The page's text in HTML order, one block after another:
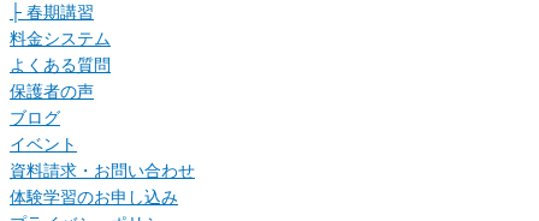
├ 春期講習
料金システム
よくある質問
保護者の声
ブログ
イベント
資料請求・お問い合わせ
体験学習のお申し込み